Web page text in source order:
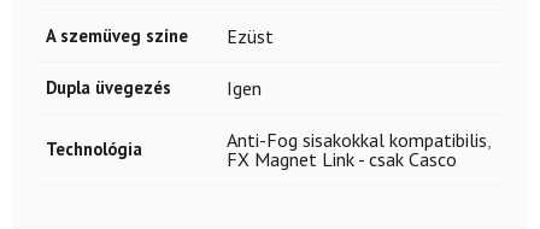
A szemüveg színe Ezüst
Dupla üvegezés Igen
Technológia Anti-Fog sisakokkal kompatibilis,
FX Magnet Link - csak Casco